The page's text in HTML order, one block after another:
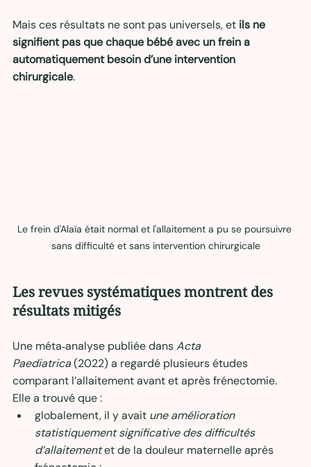
Mais ces résultats ne sont pas universels, et ils ne
signifient pas que chaque bébé avec un frein a
automatiquement besoin d’une intervention
chirurgicale.
Le frein d'Alaïa était normal et l'allaitement a pu se poursuivre
sans difficulté et sans intervention chirurgicale
Les revues systématiques montrent des
résultats mitigés
Une méta‑analyse publiée dans Acta
Paediatrica (2022) a regardé plusieurs études
comparant l’allaitement avant et après frénectomie.
Elle a trouvé que :
globalement, il y avait une amélioration
statistiquement significative des difficultés
d’allaitement et de la douleur maternelle après